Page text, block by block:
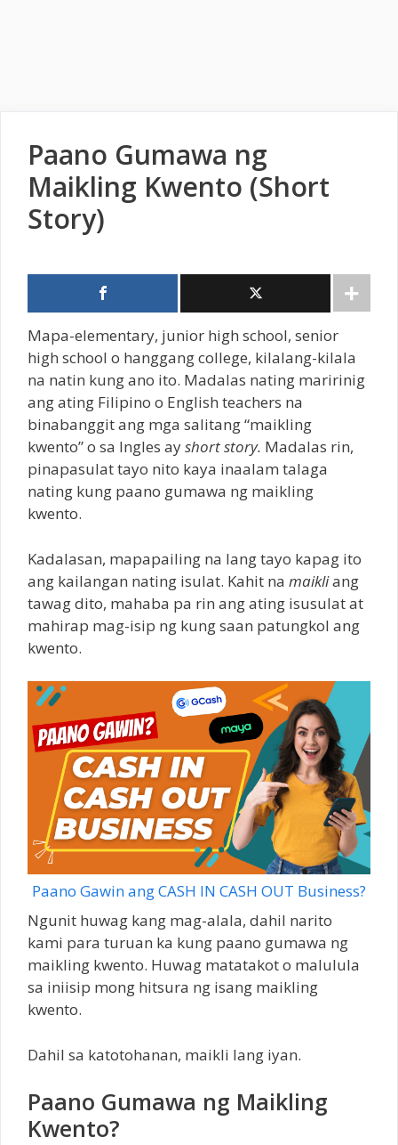
Paano Gumawa ng
Maikling Kwento (Short
Story)
Mapa-elementary, junior high school, senior
high school o hanggang college, kilalang-kilala
na natin kung ano ito. Madalas nating maririnig
ang ating Filipino o English teachers na
binabanggit ang mga salitang “maikling
kwento” o sa Ingles ayshort story. Madalas rin,
pinapasulat tayo nito kaya inaalam talaga
nating kung paano gumawa ng maikling
kwento.
Kadalasan, mapapailing na lang tayo kapag ito
ang kailangan nating isulat. Kahit na maikliang
tawag dito, mahaba pa rin ang ating isusulat at
mahirap mag-isip ng kung saan patungkol ang
kwento.
Paano Gawin ang CASH IN CASH OUT Business?
Ngunit huwag kang mag-alala, dahil narito
kami para turuan ka kung paano gumawa ng
maikling kwento. Huwag matatakot o malulula
sa iniisip mong hitsura ng isang maikling
kwento.
Dahil sa katotohanan, maikli lang iyan.
Paano Gumawa ng Maikling
Kwento?